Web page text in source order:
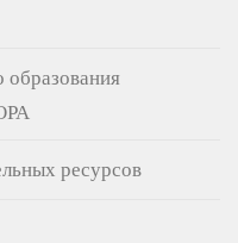
ресурсов